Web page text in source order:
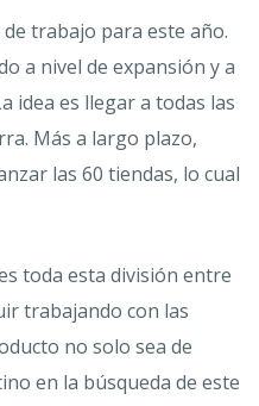
trabajo para este año.
a nivel de expansión y a
idea es llegar a todas las
Más a largo plazo,
las 60 tiendas, lo cual
toda esta división entre
trabajando con las
no solo sea de
en la búsqueda de este